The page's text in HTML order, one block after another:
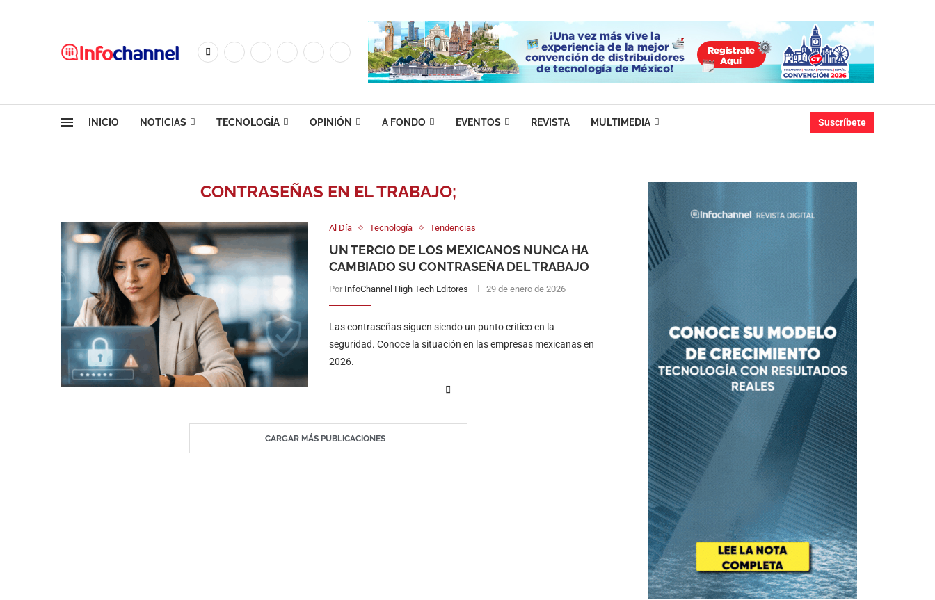
INICIO NOTICIAS TECNOLOGÍA OPINIÓN A FONDO EVENTOS REVISTA MULTIMEDIA Suscríbete
CONTRASEÑAS EN EL TRABAJO;
Al Día Tecnología Tendencias
UN TERCIO DE LOS MEXICANOS NUNCA HA
CAMBIADO SU CONTRASEÑA DEL TRABAJO
Por InfoChannel High Tech Editores 29 de enero de 2026
Las contraseñas siguen siendo un punto crítico en la
seguridad. Conoce la situación en las empresas mexicanas en
2026.
CARGAR MÁS PUBLICACIONES